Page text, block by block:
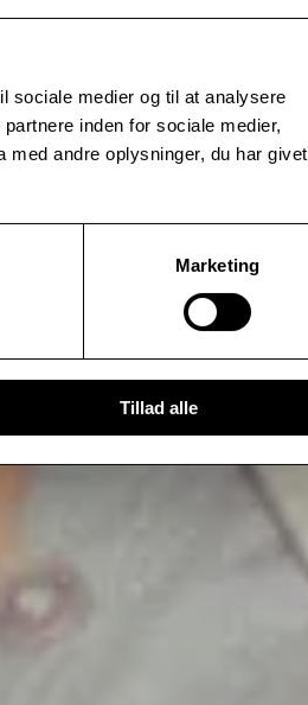
sociale medier og til at analysere
inden for sociale medier,
med andre oplysninger, du har givet
Marketing
Tillad alle